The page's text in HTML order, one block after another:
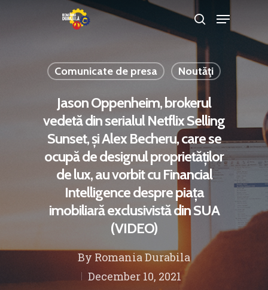
Hit enter to search or ESC to close
Comunicate de presa Noutăţi
Jason Oppenheim, brokerul
vedetă din serialul Netflix Selling
Sunset, și Alex Becheru, care se
ocupă de designul proprietăților
de lux, au vorbit cu Financial
Intelligence despre piața
imobiliară exclusivistă din SUA
(VIDEO)
By Romania Durabila
December 10, 2021